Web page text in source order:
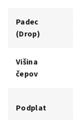
Padec
(Drop)
Višina
čepov
Podplat